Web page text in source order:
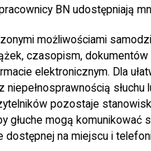
BN udostępniają
możliwościami
czasopism,
elektronicznym. Dla
niepełnosprawnością
pozostaje
głuche mogą komunikować
dostępnej na miejscu i